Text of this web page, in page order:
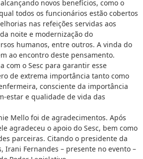
novos benefícios, como o
todos os funcionários estão cobertos
nas refeições servidas aos
noite e modernização do
humanos, entre outros. A vinda do
ao encontro deste pensamento.
com o Sesc para garantir esse
de extrema importância tanto como
consciente da importância
estar e qualidade de vida das
Mello foi de agradecimentos. Após
agradeceu o apoio do Sesc, bem como
parceiras. Citando o presidente da
Irani Fernandes – presente no evento –